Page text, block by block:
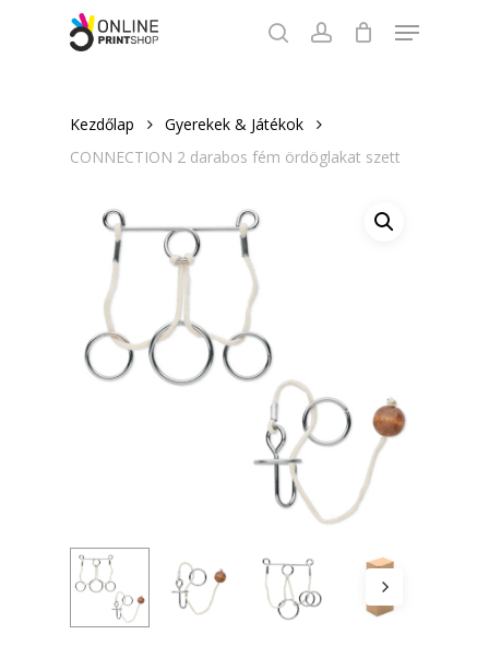
searchaccount
Menu
Kezdőlap
Gyerekek & Játékok
CONNECTION 2 darabos fém ördöglakat szett